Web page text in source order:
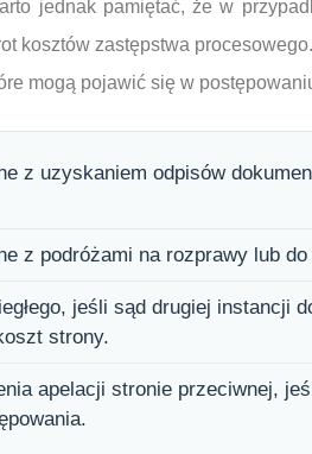
jednak pamiętać, że w
kosztów zastępstwa procesowego.
mogą pojawić się w
z uzyskaniem odpisów
z podróżami na rozprawy lub
jeśli sąd drugiej instancji
strony.
apelacji stronie przeciwnej,